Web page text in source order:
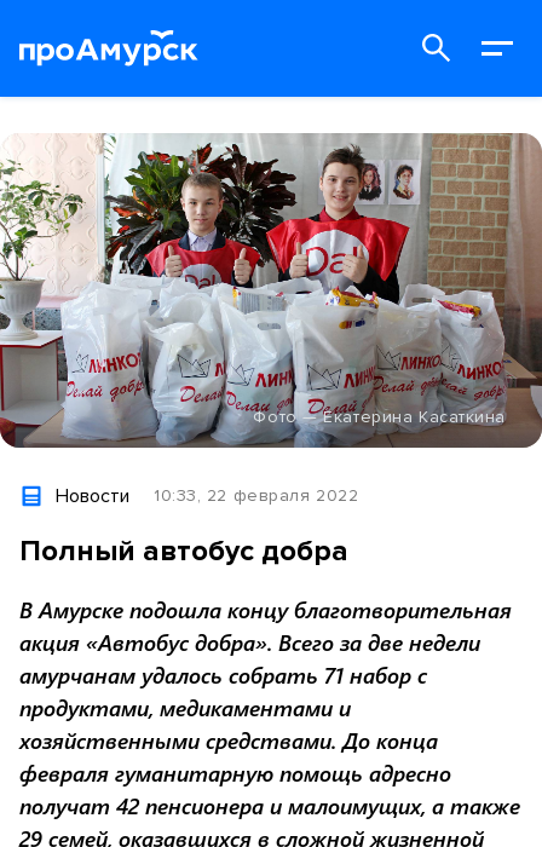
Фото — Екатерина Касаткина
Новости 10:33, 22 февраля 2022
Полный автобус добра
В Амурске подошла концу благотворительная
акция «Автобус добра». Всего за две недели
амурчанам удалось собрать 71 набор с
продуктами, медикаментами и
хозяйственными средствами. До конца
февраля гуманитарную помощь адресно
получат 42 пенсионера и малоимущих, а также
29 семей, оказавшихся в сложной жизненной